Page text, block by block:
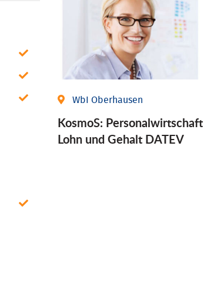
WbI Oberhausen
KosmoS: Personalwirtschaft
Lohn und Gehalt DATEV